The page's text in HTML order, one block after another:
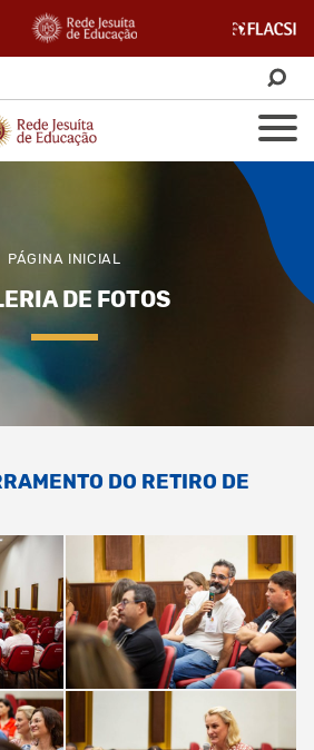
PÁGINA INICIAL
DE FOTOS
DO RETIRO DE